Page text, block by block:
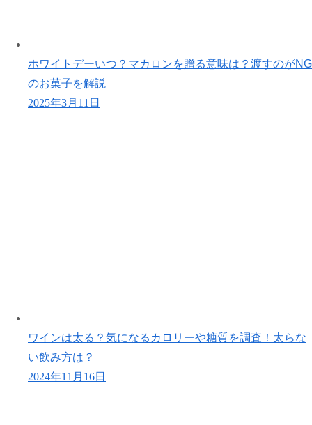
ホワイトデーいつ？マカロンを贈る意味は？渡すのがNG
のお菓子を解説
2025年3月11日
ワインは太る？気になるカロリーや糖質を調査！太らな
い飲み方は？
2024年11月16日